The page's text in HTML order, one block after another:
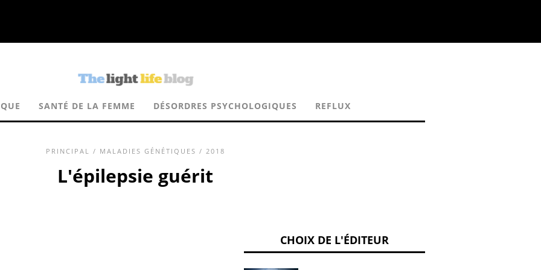
SANTÉ DE LA FEMME DÉSORDRES PSYCHOLOGIQUES REFLUX
PRINCIPAL / MALADIES GÉNÉTIQUES / 2018
L'épilepsie guérit
CHOIX DE L'ÉDITEUR